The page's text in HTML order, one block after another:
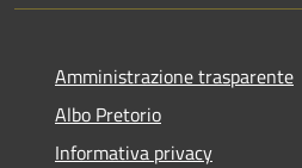
Amministrazione trasparente
Albo Pretorio
Informativa privacy